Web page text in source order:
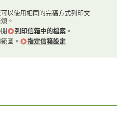
以使用相同的完稿方式列印文
。
列印信箱中的檔案 。
圍。
指定信箱設定